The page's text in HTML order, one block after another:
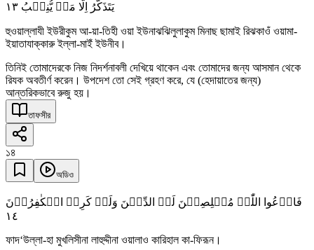
یَتَذَکَّرُ اِلَّا مَنۡ یُّنِیۡبُ ١٣
হুওয়াল্লাযী ইউরীকুম আ-য়া-তিহী ওয়া ইউনাঝঝিলুলাকুম মিনাছ ছামাই রিঝকাওঁ ওয়ামা-
ইয়াতাযাক্কারু ইল্লা-মাইঁ ইউনীব।
তিনিই তোমাদেরকে নিজ নিদর্শনাবলী দেখিয়ে থাকেন এবং তোমাদের জন্য আসমান থেকে
রিযক অবতীর্ণ করেন। উপদেশ তো সেই গ্রহণ করে, যে (হেদায়াতের জন্য)
আন্তরিকভাবে রুজু হয়।
তাফসীর
১৪
অডিও
فَادۡعُوا اللّٰہَ مُخۡلِصِیۡنَ لَہُ الدِّیۡنَ وَلَوۡ کَرِہَ الۡکٰفِرُوۡنَ
١٤
ফাদ‘উল্লা-হা মুখলিসীনা লাহুদ্দীনা ওয়ালাও কারিহাল কা-ফিরূন।